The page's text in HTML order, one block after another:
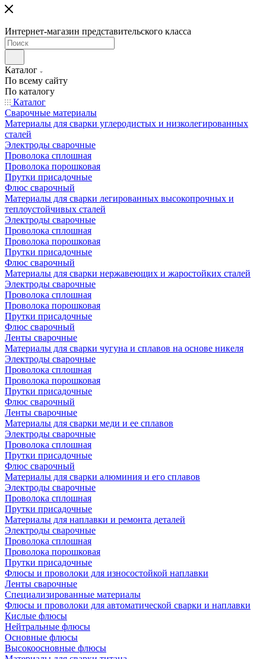
Интернет-магазин представительского класса
Каталог
По всему сайту
По каталогу
Каталог
Сварочные материалы
Материалы для сварки углеродистых и низколегированных
сталей
Электроды сварочные
Проволока сплошная
Проволока порошковая
Прутки присадочные
Флюс сварочный
Материалы для сварки легированных высокопрочных и
теплоустойчивых сталей
Электроды сварочные
Проволока сплошная
Проволока порошковая
Прутки присадочные
Флюс сварочный
Материалы для сварки нержавеющих и жаростойких сталей
Электроды сварочные
Проволока сплошная
Проволока порошковая
Прутки присадочные
Флюс сварочный
Ленты сварочные
Материалы для сварки чугуна и сплавов на основе никеля
Электроды сварочные
Проволока сплошная
Проволока порошковая
Прутки присадочные
Флюс сварочный
Ленты сварочные
Материалы для сварки меди и ее сплавов
Электроды сварочные
Проволока сплошная
Прутки присадочные
Флюс сварочный
Материалы для сварки алюминия и его сплавов
Электроды сварочные
Проволока сплошная
Прутки присадочные
Материалы для наплавки и ремонта деталей
Электроды сварочные
Проволока сплошная
Проволока порошковая
Прутки присадочные
Флюсы и проволоки для износостойкой наплавки
Ленты сварочные
Специализированные материалы
Флюсы и проволоки для автоматической сварки и наплавки
Кислые флюсы
Нейтральные флюсы
Основные флюсы
Высокоосновные флюсы